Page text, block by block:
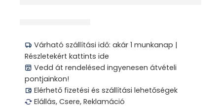
Várható szállítási idő: akár 1 munkanap |
Részletekért kattints ide
Vedd át rendelésed ingyenesen átvételi
pontjainkon!
Elérhető fizetési és szállítási lehetőségek
Elállás, Csere, Reklamáció